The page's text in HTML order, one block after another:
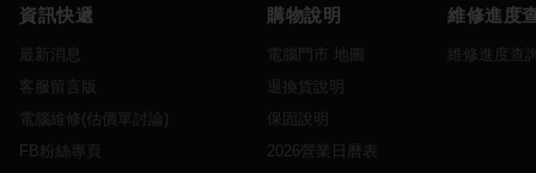
資訊快遞
最新消息
客服留言版
電腦維修(估價單討論)
FB粉絲專頁
購物說明
電腦門市 地圖
退換貨說明
保固說明
2026營業日曆表
維修進度
維修進度查